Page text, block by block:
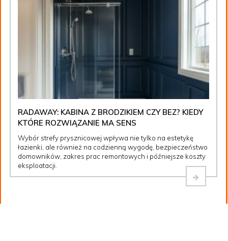
RADAWAY: KABINA Z BRODZIKIEM CZY BEZ? KIEDY
KTÓRE ROZWIĄZANIE MA SENS
Wybór strefy prysznicowej wpływa nie tylko na estetykę
łazienki, ale również na codzienną wygodę, bezpieczeństwo
domowników, zakres prac remontowych i późniejsze koszty
eksploatacji.